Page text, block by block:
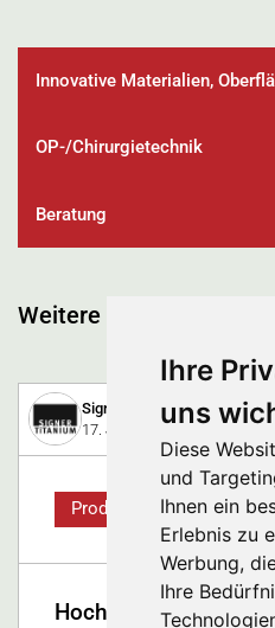
Ihre
uns
Diese
und
Ihnen ein
Erlebnis zu
Werbung,
Ihre
Innovative Materialien,
OP-/Chirurgietechnik
Beratung
Weitere spannende
Signer Titanium AG
17. Juli 2025
Produkt